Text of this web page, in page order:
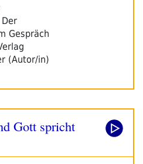
Gespräch
(Autor/in)
Gott spricht